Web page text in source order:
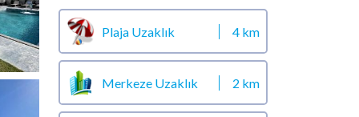
Plaja Uzaklık 4 km
Merkeze Uzaklık 2 km